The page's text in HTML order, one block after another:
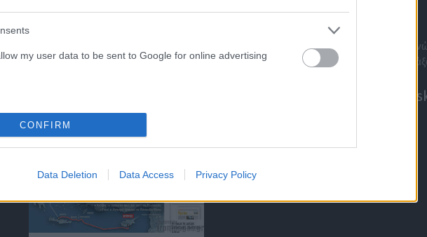
my user data to be sent to Google for online advertising
CONFIRM
Data Deletion Data Access Privacy Policy
Στείλε την άποψή σου, τη
σου, ή αν θέλεις κάτι να